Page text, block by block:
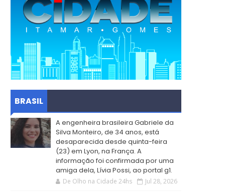
BRASIL
A engenheira brasileira Gabriele da
Silva Monteiro, de 34 anos, está
desaparecida desde quinta-feira
(23) em Lyon, na França. A
informação foi confirmada por uma
amiga dela, Lívia Possi, ao portal g1.
De Olho na Cidade 24hs Jul 28, 2026